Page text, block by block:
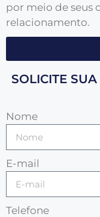
por meio de seus
relacionamento.
SOLICITE
Nome
E-mail
Telefone